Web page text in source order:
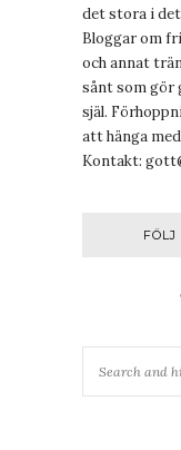
det stora i det
Bloggar om
och annat
sånt som gör
själ.
att hänga
Kontakt: